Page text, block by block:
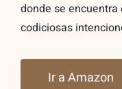
donde se
codiciosas
Ir a Amazon